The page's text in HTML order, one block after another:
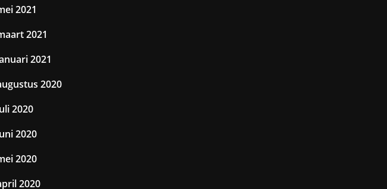
2021
2021
2021
2020
2020
2020
2020
2020